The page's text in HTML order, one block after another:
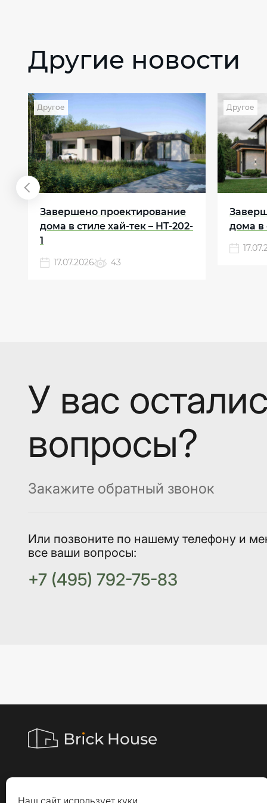
Другие новости
Другое
Завершено проектирование
дома в стиле хай-тек – HT-202-
1
17.07.2026 43
Другое
дома в
У вас
вопросы?
Закажите обратный звонок
Или позвоните по нашему телефону и
все ваши вопросы:
+7 (495) 792-75-83
Наш сайт использует куки.